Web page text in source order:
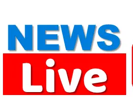
content